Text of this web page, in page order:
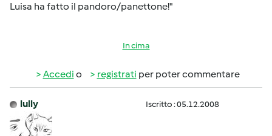
Luisa ha fatto il pandoro/panettone!"
In cima
Accedi o registrati per poter commentare
lully Iscritto : 05.12.2008